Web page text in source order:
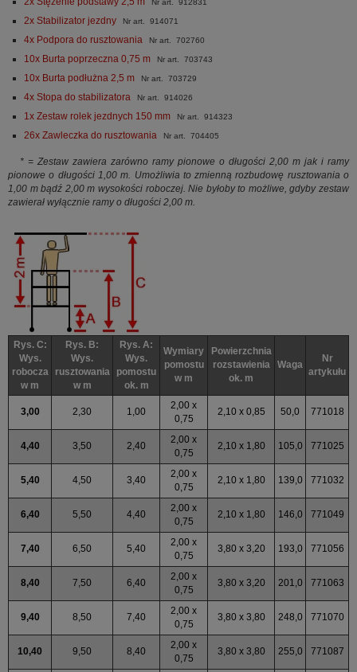
Nr art. 912831
2x Stabilizator jezdny Nr art. 914071
4x Podpora do rusztowania Nr art. 702760
10x Burta poprzeczna 0,75 m Nr art. 703743
10x Burta podłużna 2,5 m Nr art. 703729
4x Stopa do stabilizatora Nr art. 914026
1x Zestaw rolek jezdnych 150 mm Nr art. 914323
26x Zawleczka do rusztowania Nr art. 704405
* = Zestaw zawiera zarówno ramy pionowe o długości 2,00 m jak i ramy
pionowe o długości 1,00 m. Umożliwia to zmienną rozbudowę rusztowania o
1,00 m bądź 2,00 m wysokości roboczej. Nie byłoby to możliwe, gdyby zestaw
zawierał wyłącznie ramy o długości 2,00 m.
Rys. C:
Wys.
robocza
w m
Rys. B:
Wys.
rusztowania
w m
Rys. A:
Wys.
pomostu
ok. m
Wymiary
pomostu
w m
Powierzchnia
rozstawienia
ok. m
Waga
Nr
artykułu
3,00 2,30 1,00
2,00 x
0,75
2,10 x 0,85 50,0 771018
4,40 3,50 2,40
2,00 x
0,75
2,10 x 1,80 105,0 771025
5,40 4,50 3,40
2,00 x
0,75
2,10 x 1,80 139,0 771032
6,40 5,50 4,40
2,00 x
0,75
2,10 x 1,80 146,0 771049
7,40 6,50 5,40
2,00 x
0,75
3,80 x 3,20 193,0 771056
8,40 7,50 6,40
2,00 x
0,75
3,80 x 3,20 201,0 771063
9,40 8,50 7,40
2,00 x
0,75
3,80 x 3,80 248,0 771070
10,40 9,50 8,40
2,00 x
0,75
3,80 x 3,80 255,0 771087